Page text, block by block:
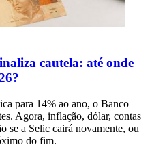
cautela: até onde
para 14% ao ano, o Banco
Agora, inflação, dólar, contas
se a Selic cairá novamente, ou
do fim.